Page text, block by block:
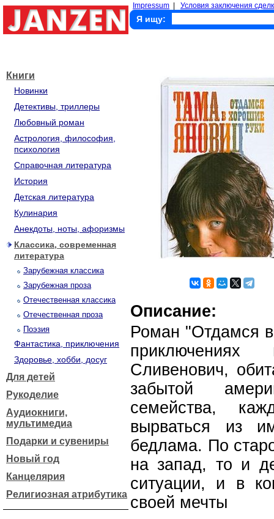
Impressum Условия заключения
Я ищу:
Книги
Новинки
Детективы, триллеры
Любовный роман
Астрология, философия,
психология
Справочная литература
История
Детская литература
Кулинария
Анекдоты, ноты, афоризмы
Классика, современная
литература
Зарубежная классика
Зарубежная проза
Отечественная классика
Отечественная проза
Поэзия
Фантастика, приключения
Здоровье, хобби, досуг
Для детей
Рукоделие
Аудиокниги,
мультимедиа
Подарки и сувениры
Новый год
Канцелярия
Религиозная атрибутика
Описание:
Роман "Отдамся
приключениях
Сливенович,
забытой
семейства,
вырваться из
бедлама. По
на запад, то и
ситуации, и в
своей мечты